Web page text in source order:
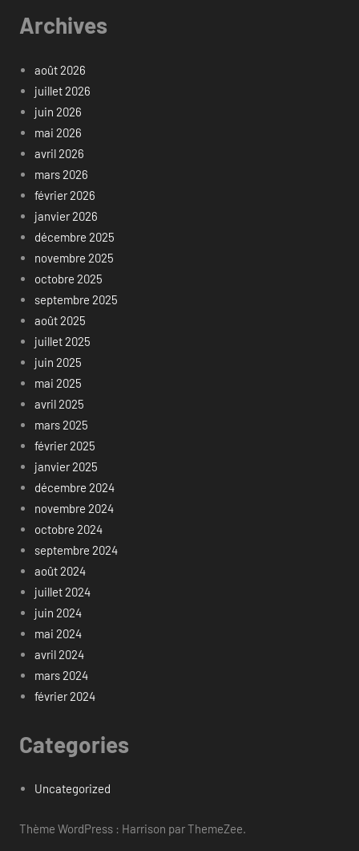
Archives
août 2026
juillet 2026
juin 2026
mai 2026
avril 2026
mars 2026
février 2026
janvier 2026
décembre 2025
novembre 2025
octobre 2025
septembre 2025
août 2025
juillet 2025
juin 2025
mai 2025
avril 2025
mars 2025
février 2025
janvier 2025
décembre 2024
novembre 2024
octobre 2024
septembre 2024
août 2024
juillet 2024
juin 2024
mai 2024
avril 2024
mars 2024
février 2024
Categories
Uncategorized
Thème WordPress : Harrison par ThemeZee.